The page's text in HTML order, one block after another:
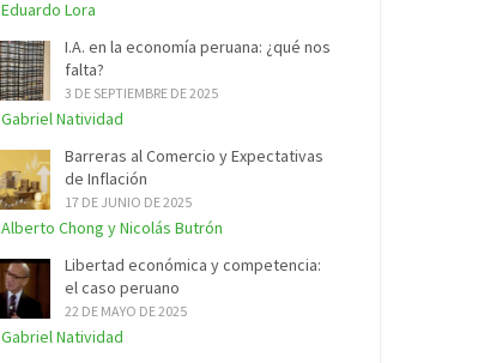
Eduardo Lora
I.A. en la economía peruana: ¿qué nos
falta?
3 DE SEPTIEMBRE DE 2025
Gabriel Natividad
Barreras al Comercio y Expectativas
de Inflación
17 DE JUNIO DE 2025
Alberto Chong y Nicolás Butrón
Libertad económica y competencia:
el caso peruano
22 DE MAYO DE 2025
Gabriel Natividad